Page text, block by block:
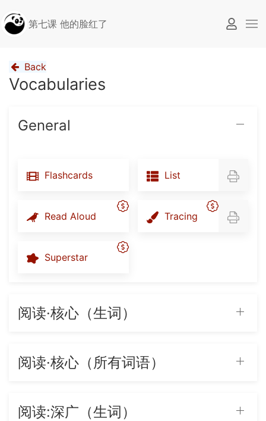
第七课 他的脸红了
Back
Vocabularies
General
Flashcards List
Read Aloud Tracing
Superstar
阅读·核心（生词）
阅读·核心（所有词语）
阅读:深广（生词）